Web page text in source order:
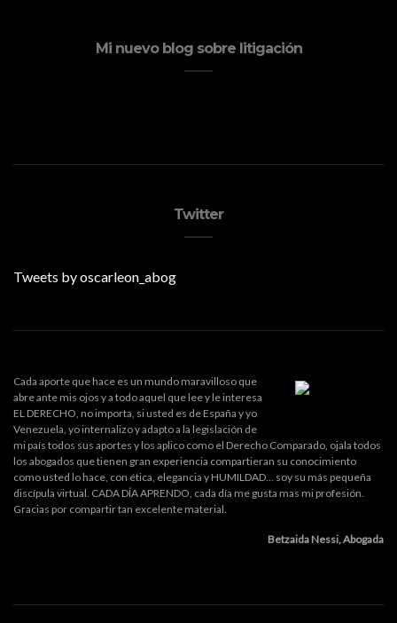
Mi nuevo blog sobre litigación
Twitter
Tweets by oscarleon_abog
Cada aporte que hace es un mundo maravilloso que
abre ante mis ojos y a todo aquel que lee y le interesa
EL DERECHO, no importa, si usted es de España y yo
Venezuela, yo internalizo y adapto a la legislación de
mi país todos sus aportes y los aplico como el Derecho Comparado, ojala todos
los abogados que tienen gran experiencia compartieran su conocimiento
como usted lo hace, con ética, elegancia y HUMILDAD... soy su más pequeña
discípula virtual. CADA DÍA APRENDO, cada día me gusta mas mi profesión.
Gracias por compartir tan excelente material.
Betzaida Nessi, Abogada